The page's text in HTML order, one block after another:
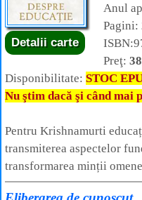
Detalii carte
Anul
Pagini:
Preţ:
Disponibilitate: STOC
Nu ştim dacă şi când mai
Pentru Krishnamurti
transmiterea aspectelor
transformarea minții